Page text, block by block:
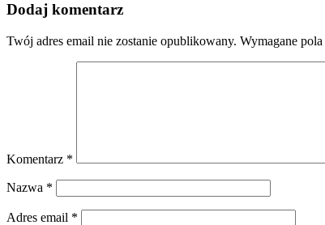
Dodaj komentarz
Twój adres email nie zostanie opublikowany. Wymagane
Komentarz *
Nazwa *
Adres email *